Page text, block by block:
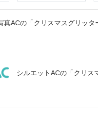
真ACの「クリスマスグリッ
シルエットACの「クリス